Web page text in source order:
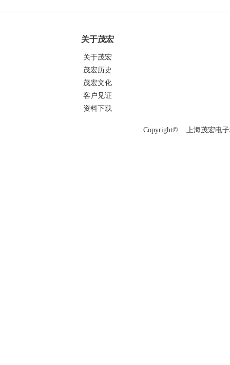
关于茂宏
关于茂宏
茂宏历史
茂宏文化
客户见证
资料下载
Copyright© 上海茂宏电子